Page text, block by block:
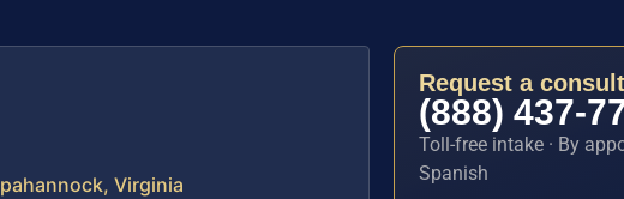
Virginia
Request a
(888) 437-
Toll-free intake · By
Spanish